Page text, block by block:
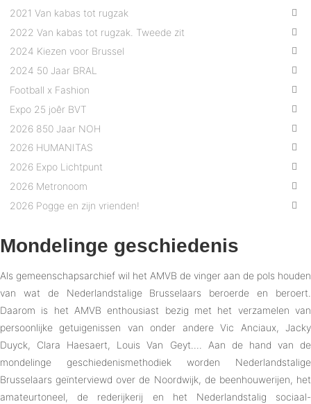
2021 Van kabas tot rugzak
2022 Van kabas tot rugzak. Tweede zit
2024 Kiezen voor Brussel
2024 50 Jaar BRAL
Football x Fashion
Expo 25 joêr BVT
2026 850 Jaar NOH
2026 HUMANITAS
2026 Expo Lichtpunt
2026 Metronoom
2026 Pogge en zijn vrienden!
Mondelinge geschiedenis
Als gemeenschapsarchief wil het AMVB de vinger aan de pols houden
van wat de Nederlandstalige Brusselaars beroerde en beroert.
Daarom is het AMVB enthousiast bezig met het verzamelen van
persoonlijke getuigenissen van onder andere Vic Anciaux, Jacky
Duyck, Clara Haesaert, Louis Van Geyt…. Aan de hand van de
mondelinge geschiedenismethodiek worden Nederlandstalige
Brusselaars geïnterviewd over de Noordwijk, de beenhouwerijen, het
amateurtoneel, de rederijkerij en het Nederlandstalig sociaal-